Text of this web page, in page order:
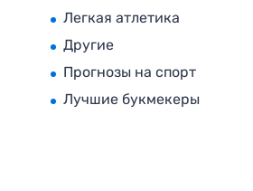
Легкая атлетика
Другие
Прогнозы на спорт
Лучшие букмекеры